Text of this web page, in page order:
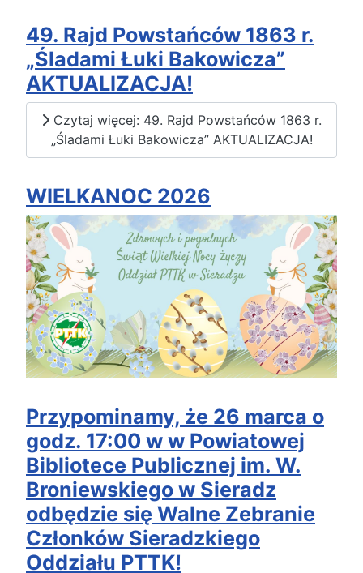
49. Rajd Powstańców 1863 r.
„Śladami Łuki Bakowicza”
AKTUALIZACJA!
Czytaj więcej: 49. Rajd Powstańców 1863 r.
„Śladami Łuki Bakowicza” AKTUALIZACJA!
WIELKANOC 2026
Przypominamy, że 26 marca o
godz. 17:00 w w Powiatowej
Bibliotece Publicznej im. W.
Broniewskiego w Sieradz
odbędzie się Walne Zebranie
Członków Sieradzkiego
Oddziału PTTK!